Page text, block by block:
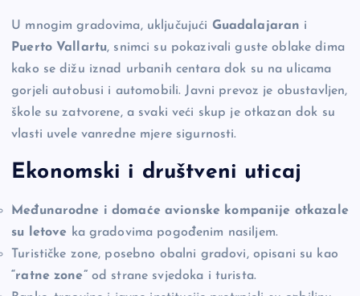
U mnogim gradovima, uključujući Guadalajaran i
Puerto Vallartu, snimci su pokazivali guste oblake dima
kako se dižu iznad urbanih centara dok su na ulicama
gorjeli autobusi i automobili. Javni prevoz je obustavljen,
škole su zatvorene, a svaki veći skup je otkazan dok su
vlasti uvele vanredne mjere sigurnosti.
Ekonomski i društveni uticaj
Međunarodne i domaće avionske kompanije otkazale
su letove ka gradovima pogođenim nasiljem.
Turističke zone, posebno obalni gradovi, opisani su kao
“ratne zone”od strane svjedoka i turista.